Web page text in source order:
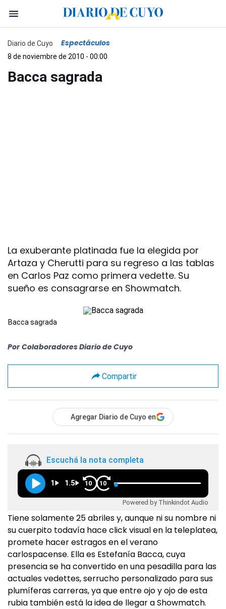
Diario de Cuyo Espectáculos
8 de noviembre de 2010 - 00:00
Bacca sagrada
La exuberante platinada fue la elegida por
Artaza y Cherutti para su regreso a las tablas
en Carlos Paz como primera vedette. Su
sueño es consagrarse en Showmatch.
Bacca sagrada
Por Colaboradores Diario de Cuyo
Compartir
Agregar Diario de Cuyo en
Escuchá la nota completa
1 1.5 10 10
Powered by Thinkindot Audio
Tiene solamente 25 abriles y, aunque ni su nombre ni
su cuerpito todavía hace click visual en la teleplatea,
promete hacer estragos en el verano
carlospacense. Ella es Estefanía Bacca, cuya
presencia se ha convertido en una pesadilla para las
actuales vedettes, serrucho personalizado para sus
plumíferas carreras, ya que entre ojo y ojo de esta
rubia también está la idea de llegar a Showmatch.